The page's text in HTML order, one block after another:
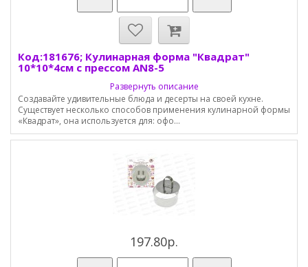
Код:181676; Кулинарная форма "Квадрат"
10*10*4см с прессом AN8-5
Развернуть описание
Создавайте удивительные блюда и десерты на своей кухне.
Существует несколько способов применения кулинарной формы
«Квадрат», она используется для: офо...
197.80р.